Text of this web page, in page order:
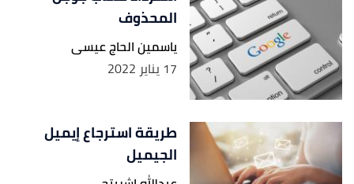
المحذوف
ياسمين الحاج عيسى
17 يناير 2022
طريقة استرجاع إيميل
الجيميل